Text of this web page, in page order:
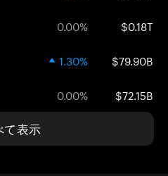
0.00% $0.18T
1.30% $79.90B
0.00% $72.15B
て表示